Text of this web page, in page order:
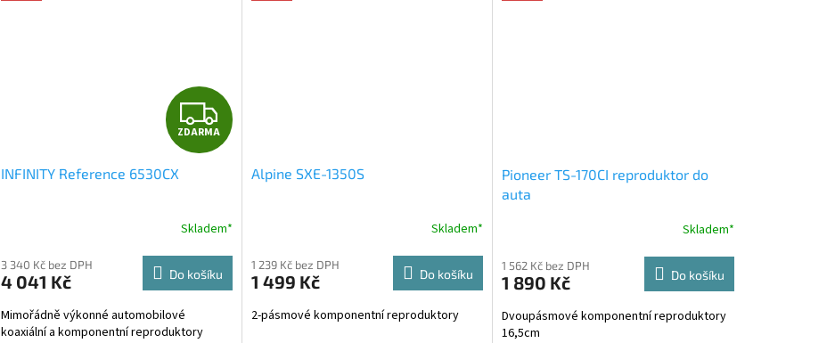
Z
D
R
M
A
ZDARMA
INFINITY Reference 6530CX
Skladem*
3 340 Kč bez DPH
4 041 Kč Do košíku
Mimořádně výkonné automobilové
koaxiální a komponentní reproduktory
Alpine SXE-1350S
Skladem*
1 239 Kč bez DPH
1 499 Kč Do košíku
2-pásmové komponentní reproduktory
Pioneer TS-170CI reproduktor do
auta
Skladem*
1 562 Kč bez DPH
1 890 Kč Do košíku
Dvoupásmové komponentní reproduktory
16,5cm